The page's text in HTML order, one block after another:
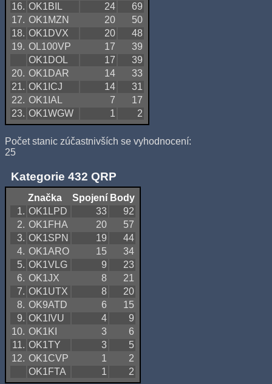
16. OK1BIL 24
69
17. OK1MZN 20
50
18. OK1DVX 20
48
19. OL100VP 17
39
OK1DOL
17
39
20. OK1DAR 14
33
21. OK1ICJ 14
31
22. OK1IAL 7
17
23. OK1WGW 1 2
Počet stanic zúčastnivších se vyhodnocení:
25
Kategorie 432 QRP
Značka Spojení Body
1. OK1LPD 33
92
2. OK1FHA 20
57
3. OK1SPN 19
44
4. OK1ARO 15
34
5. OK1VLG 9
23
6. OK1JX 8
21
7. OK1UTX 8
20
8. OK9ATD 6
15
9. OK1IVU 4
9
10. OK1KI 3
6
11. OK1TY 3
5
12. OK1CVP 1
2
OK1FTA
1 2